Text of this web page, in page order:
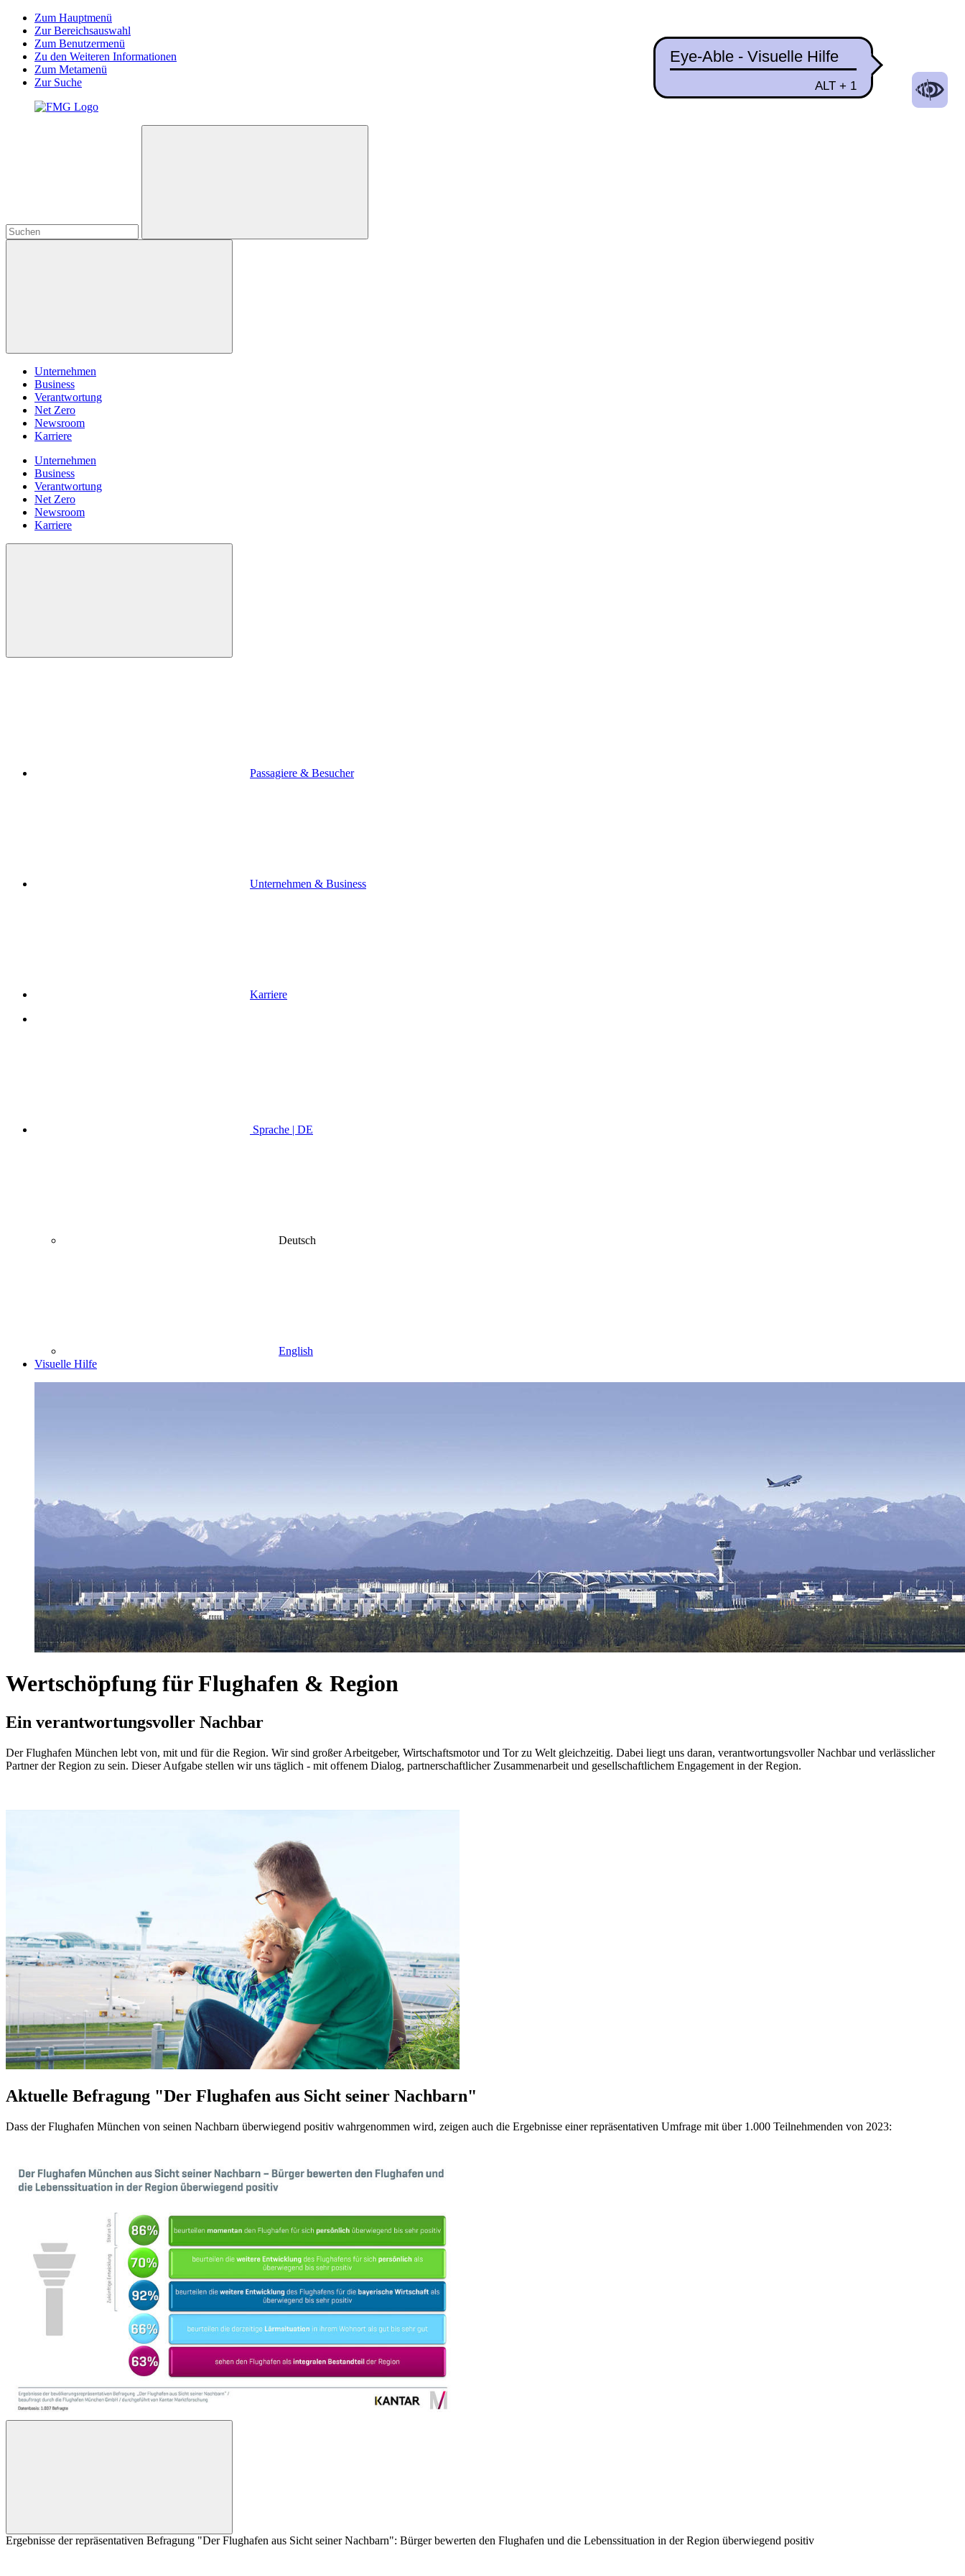
Zum Hauptmenü
Zur Bereichsauswahl
Zum Benutzermenü
Zu den Weiteren Informationen
Zum Metamenü
Zur Suche
Unternehmen
Business
Verantwortung
Net Zero
Newsroom
Karriere
Unternehmen
Business
Verantwortung
Net Zero
Newsroom
Karriere
Passagiere & Besucher
Unternehmen & Business
Karriere
Sprache | DE
Deutsch
English
Visuelle Hilfe
Wertschöpfung für Flughafen & Region
Ein verantwortungsvoller Nachbar
Der Flughafen München lebt von, mit und für die Region. Wir sind großer Arbeitgeber, Wirtschaftsmotor und Tor zu Welt gleichzeitig. Dabei liegt uns daran, verantwortungsvoller Nachbar und verlässlicher
Partner der Region zu sein. Dieser Aufgabe stellen wir uns täglich - mit offenem Dialog, partnerschaftlicher Zusammenarbeit und gesellschaftlichem Engagement in der Region.
Aktuelle Befragung "Der Flughafen aus Sicht seiner Nachbarn"
Dass der Flughafen München von seinen Nachbarn überwiegend positiv wahrgenommen wird, zeigen auch die Ergebnisse einer repräsentativen Umfrage mit über 1.000 Teilnehmenden von 2023:
Ergebnisse der repräsentativen Befragung "Der Flughafen aus Sicht seiner Nachbarn": Bürger bewerten den Flughafen und die Lebenssituation in der Region überwiegend positiv